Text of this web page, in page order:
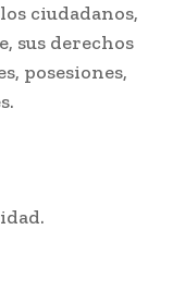
ciudadanos,
sus derechos
posesiones,